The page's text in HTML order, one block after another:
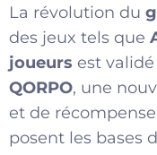
La révolution du
des jeux tels que
joueurs est
QORPO, une
et de
posent les bases